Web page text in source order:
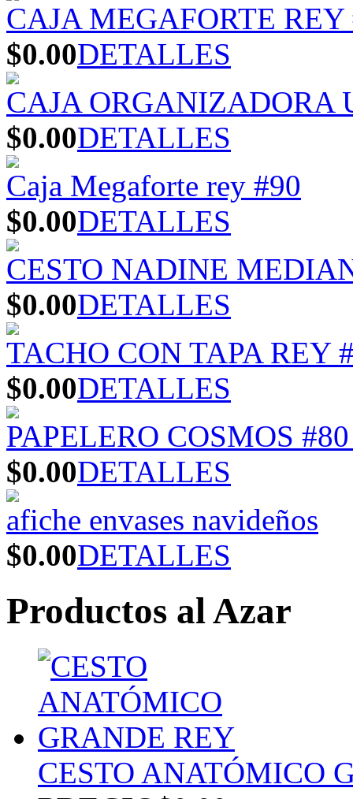
CAJA MEGAFORTE
$0.00DETALLES
CAJA ORGANIZADORA
$0.00DETALLES
Caja Megaforte rey #90
$0.00DETALLES
CESTO NADINE
$0.00DETALLES
TACHO CON TAPA REY
$0.00DETALLES
PAPELERO COSMOS
$0.00DETALLES
afiche envases navideños
$0.00DETALLES
Productos al Azar
CESTO ANATÓMICO